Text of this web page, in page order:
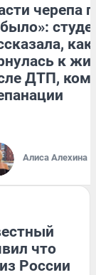
черепа
как
к
ДТП,
Алиса Алехина
что
России